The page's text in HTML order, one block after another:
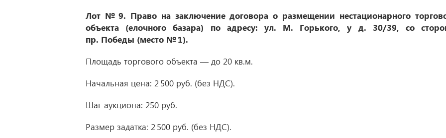
Лот № 9. Право на заключение договора о размещении нестационарного
объекта (елочного базара) по адресу: ул. М. Горького, у д. 30/39, со
пр. Победы (место № 1).
Площадь торгового объекта — до 20 кв.м.
Начальная цена: 2 500 руб. (без НДС).
Шаг аукциона: 250 руб.
Размер задатка: 2 500 руб. (без НДС).